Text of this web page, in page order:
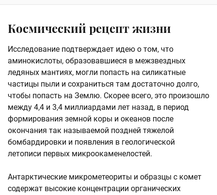
Космический рецепт жизни
Исследование подтверждает идею о том, что
аминокислоты, образовавшиеся в межзвездных
ледяных мантиях, могли попасть на силикатные
частицы пыли и сохраниться там достаточно долго,
чтобы попасть на Землю. Скорее всего, это произошло
между 4,4 и 3,4 миллиардами лет назад, в период
формирования земной коры и океанов после
окончания так называемой поздней тяжелой
бомбардировки и появления в геологической
летописи первых микроокаменелостей.
Антарктические микрометеориты и образцы с комет
содержат высокие концентрации органических